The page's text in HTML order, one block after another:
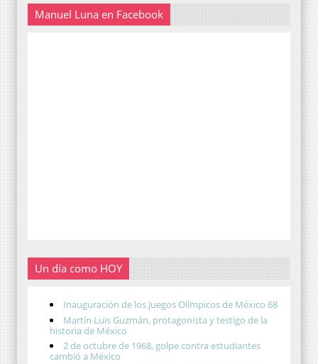
Manuel Luna en Facebook
Un día como HOY
Inauguración de los Juegos Olímpicos de México 68
Martín Luis Guzmán, protagonista y testigo de la
historia de México
2 de octubre de 1968, golpe contra estudiantes
cambió a México